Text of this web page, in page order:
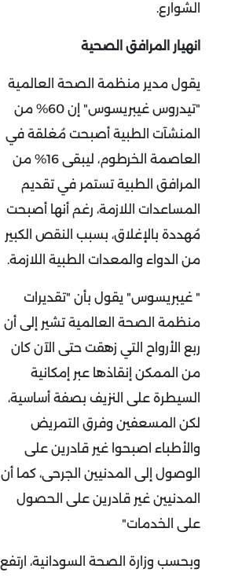
الشوارع.
انهيار المرافق الصحية
يقول مدير منظمة الصحة العالمية
"تيدروس غيبريسوس" إن 60% من
المنشآت الطبية أصبحت مُغلقة في
العاصمة الخرطوم، ليبقى 16% من
المرافق الطبية تستمر في تقديم
المساعدات اللازمة، رغم أنها أصبحت
مُهددة بالإغلاق، بسبب النقص الكبير
من الدواء والمعدات الطبية اللازمة.
" غيبريسوس" يقول بأن "تقديرات
منظمة الصحة العالمية تشير إلى أن
ربع الأرواح التي زهقت حتى الآن كان
من الممكن إنقاذها عبر إمكانية
السيطرة على النزيف بصفة أساسية،
لكن المسعفين وفرق التمريض
والأطباء اصبحوا غير قادرين على
الوصول إلى المدنيين الجرحى، كما أن
المدنيين غير قادرين على الحصول
على الخدمات"
وبحسب وزارة الصحة السودانية، ارتفع